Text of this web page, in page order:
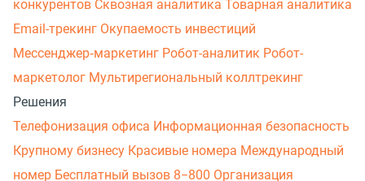
конкурентов Сквозная аналитика Товарная аналитика
Email-трекинг Окупаемость инвестиций
Мессенджер‑маркетинг Робот-аналитик Робот-
маркетолог Мультирегиональный коллтрекинг
Решения
Телефонизация офиса Информационная безопасность
Крупному бизнесу Красивые номера Международный
номер Бесплатный вызов 8−800 Организация